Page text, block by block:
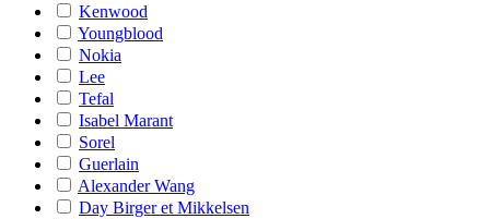
Kenwood
Youngblood
Nokia
Lee
Tefal
Isabel Marant
Sorel
Guerlain
Alexander Wang
Day Birger et Mikkelsen